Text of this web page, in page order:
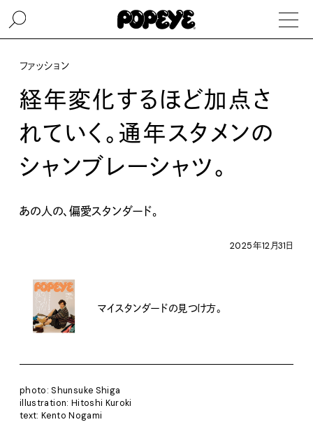
ファッション
経年変化するほど加点さ
れていく。通年スタメンの
シャンブレーシャツ。
あの人の、偏愛スタンダード。
2025年12月31日
マイスタンダードの見つけ方。
photo: Shunsuke Shiga
illustration: Hitoshi Kuroki
text: Kento Nogami